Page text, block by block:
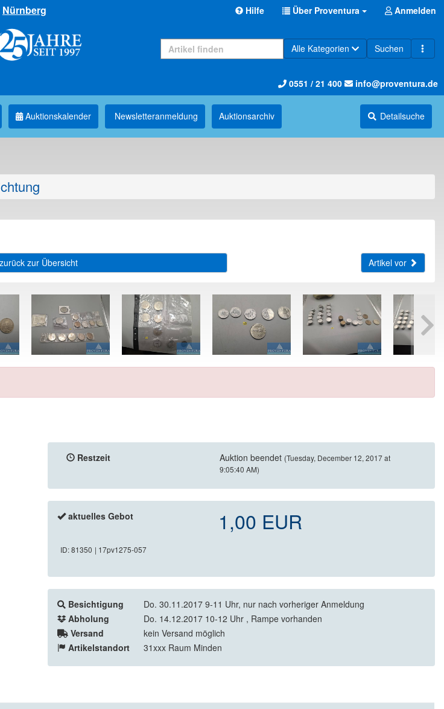
Nürnberg Hilfe Über Proventura Anmelden
Alle Kategorien Suchen
0551 / 21 400 info@proventura.de
Auktionskalender Newsletter­anmeldung Auktions­archiv Detailsuche
zurück zur Übersicht Artikel vor
Restzeit Auktion beendet (Tuesday, December 12, 2017 at
9:05:40 AM)
aktuelles Gebot 1,00 EUR
ID: 81350 | 17pv1275-057
Besichtigung
Do. 30.11.2017 9-11 Uhr, nur nach vorheriger Anmeldung
Abholung
Do. 14.12.2017 10-12 Uhr , Rampe vorhanden
Versand
kein Versand möglich
Artikelstandort
31xxx Raum Minden